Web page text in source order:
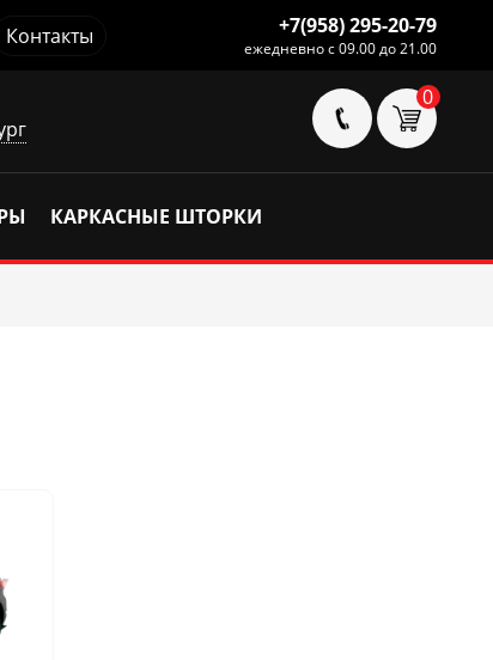
Контакты +7(958) 295-20-79
ежедневно с 09.00 до 21.00
0
КАРКАСНЫЕ ШТОРКИ